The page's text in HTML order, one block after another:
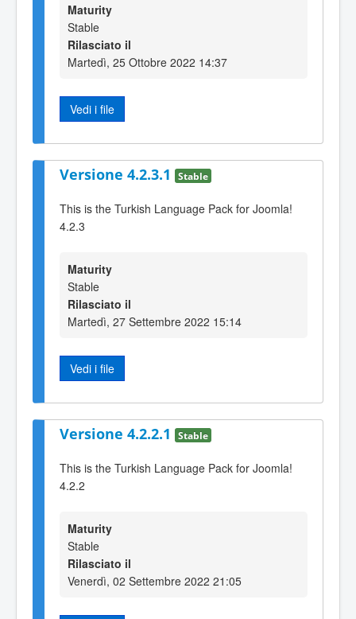
Maturity
Stable
Rilasciato il
Martedì, 25 Ottobre 2022 14:37
Vedi i file
Versione 4.2.3.1 Stable
This is the Turkish Language Pack for Joomla!
4.2.3
Maturity
Stable
Rilasciato il
Martedì, 27 Settembre 2022 15:14
Vedi i file
Versione 4.2.2.1 Stable
This is the Turkish Language Pack for Joomla!
4.2.2
Maturity
Stable
Rilasciato il
Venerdì, 02 Settembre 2022 21:05